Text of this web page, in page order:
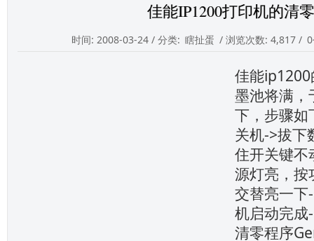
佳能IP1200打印机的清零
时间: 2008-03-24 / 分类: 瞎扯蛋 / 浏览次数: 4,817 /
佳能
墨池将满，
下，步骤如
关机->拔下
住开关键不
源灯亮，按
交替亮一下
机启动完成
清零程序